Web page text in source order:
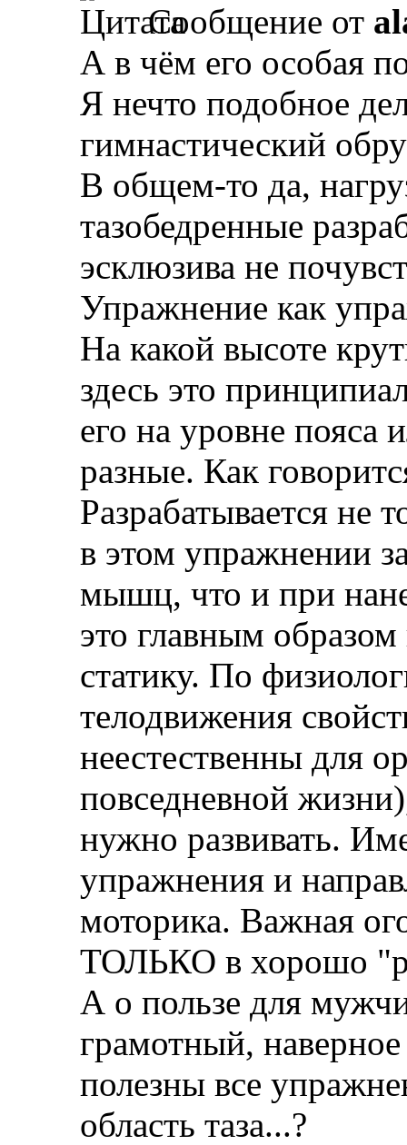
Сообщение от
А в чём его особая
Я нечто подобное
гимнастический
В общем-то да,
тазобедренные
эсклюзива не
Упражнение как
На какой высоте
здесь это
его на уровне пояса
разные. Как
Разрабатывается не
в этом упражнении
мышц, что и при
это главным
статику. По
телодвижения
неестественны для
повседневной
нужно развивать.
упражнения и
моторика. Важная
ТОЛЬКО в хорошо
А о пользе для
грамотный,
полезны все
область таза...?